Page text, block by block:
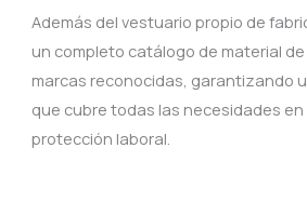
Además del vestuario propio de
un completo catálogo de material
marcas reconocidas, garantizando
que cubre todas las necesidades
protección laboral.